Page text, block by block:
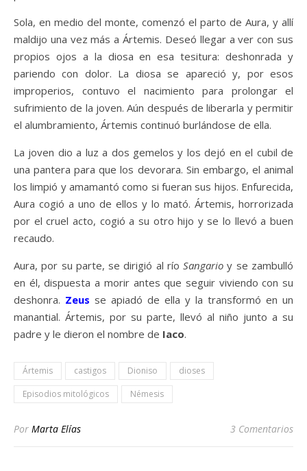
Sola, en medio del monte, comenzó el parto de Aura, y allí
maldijo una vez más a Ártemis. Deseó llegar a ver con sus
propios ojos a la diosa en esa tesitura: deshonrada y
pariendo con dolor. La diosa se apareció y, por esos
improperios, contuvo el nacimiento para prolongar el
sufrimiento de la joven. Aún después de liberarla y permitir
el alumbramiento, Ártemis continuó burlándose de ella.
La joven dio a luz a dos gemelos y los dejó en el cubil de
una pantera para que los devorara. Sin embargo, el animal
los limpió y amamantó como si fueran sus hijos. Enfurecida,
Aura cogió a uno de ellos y lo mató. Ártemis, horrorizada
por el cruel acto, cogió a su otro hijo y se lo llevó a buen
recaudo.
Aura, por su parte, se dirigió al ríoSangario y se zambulló
en él, dispuesta a morir antes que seguir viviendo con su
deshonra. Zeus se apiadó de ella y la transformó en un
manantial. Ártemis, por su parte, llevó al niño junto a su
padre y le dieron el nombre de Iaco.
Ártemis castigos Dioniso
dioses
Episodios mitológicos
Némesis
Por Marta Elías 3 Comentarios